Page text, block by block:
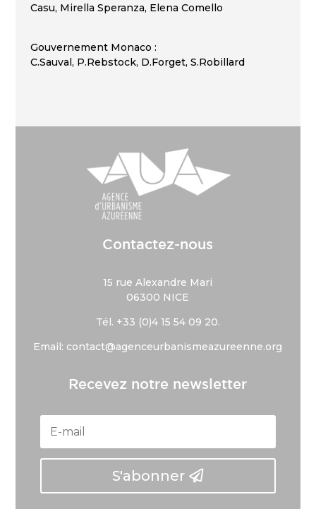
Casu, Mirella Speranza, Elena Comello
Gouvernement Monaco :
C.Sauval, P.Rebstock, D.Forget, S.Robillard
Contactez-nous
15 rue Alexandre Mari
06300 NICE
Tél. +33 (0)4 15 54 09 20.
Email: contact@agenceurbanismeazureenne.org
Recevez notre newsletter
S'abonner